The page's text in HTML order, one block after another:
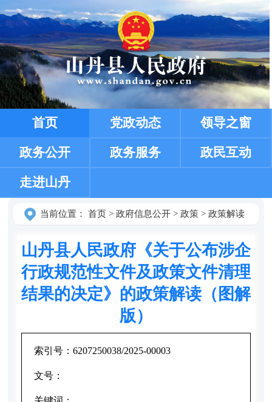
首页 党政动态 领导之窗
政务公开 政务服务 政民互动
走进山丹
当前位置： 首页> 政府信息公开> 政策> 政策解读
山丹县人民政府《关于公布涉企
行政规范性文件及政策文件清理
结果的决定》的政策解读（图解
版）
索引号： 6207250038/2025-00003
文号：